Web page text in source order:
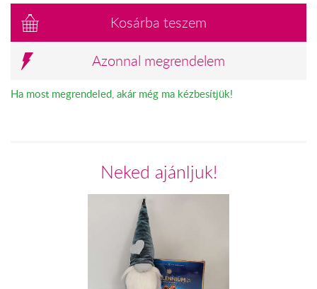
Kosárba teszem
Azonnal megrendelem
Ha most megrendeled, akár még ma kézbesítjük!
Neked ajánljuk!